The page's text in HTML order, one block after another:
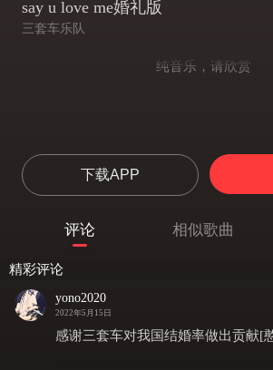
say u love me婚礼版
三套车乐队
纯音乐，请欣赏
下载APP
评论 相似歌曲
精彩评论
yono2020
2022年5月15日
感谢三套车对我国结婚率做出贡献[